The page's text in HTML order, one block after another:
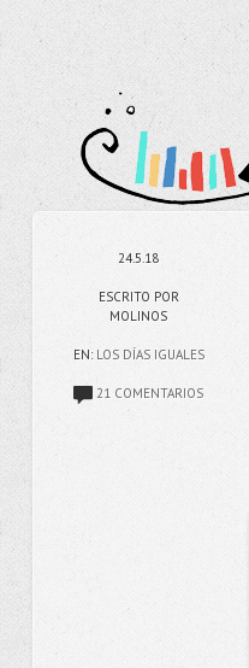
24.5.18
ESCRITO POR
MOLINOS
EN: LOS DÍAS IGUALES
21 COMENTARIOS